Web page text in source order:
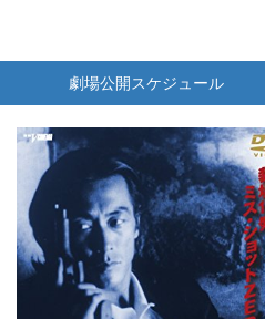
劇場公開スケジュール